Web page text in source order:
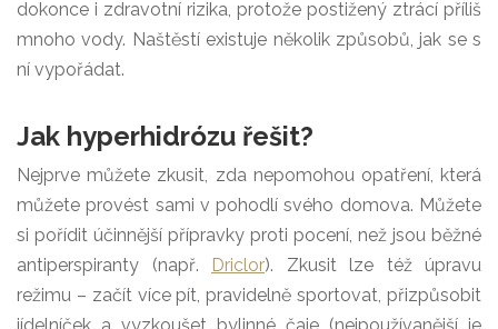
dokonce i zdravotní rizika, protože postižený ztrácí příliš
mnoho vody. Naštěstí existuje několik způsobů, jak se s
ní vypořádat.
Jak hyperhidrózu řešit?
Nejprve můžete zkusit, zda nepomohou opatření, která
můžete provést sami v pohodlí svého domova. Můžete
si pořídit účinnější přípravky proti pocení, než jsou běžné
antiperspiranty (např.
Driclor). Zkusit lze též úpravu
režimu – začít více pít, pravidelně sportovat, přizpůsobit